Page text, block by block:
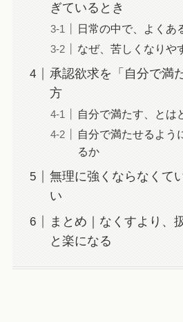
ぎているとき
日常の中で、よくあ
なぜ、苦しくなりや
承認欲求を「自分で満
方
自分で満たす、とは
自分で満たせるよう
るか
無理に強くならなくて
い
まとめ｜なくすより、
と楽になる